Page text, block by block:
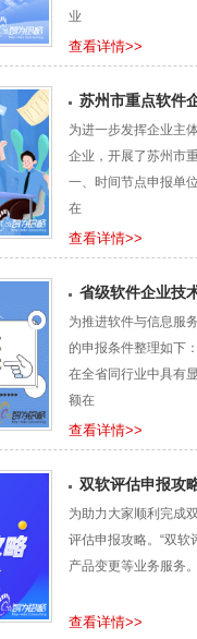
业
查看详情>>
苏州市重点软件
为进一步发挥企业主
企业，开展了苏州市
一、时间节点申报单
在
查看详情>>
省级软件企业技
为推进软件与信息服
的申报条件整理如下
在全省同行业中具有
额在
查看详情>>
双软评估申报攻
为助力大家顺利完成
评估申报攻略。“双
产品变更等业务服务
查看详情>>